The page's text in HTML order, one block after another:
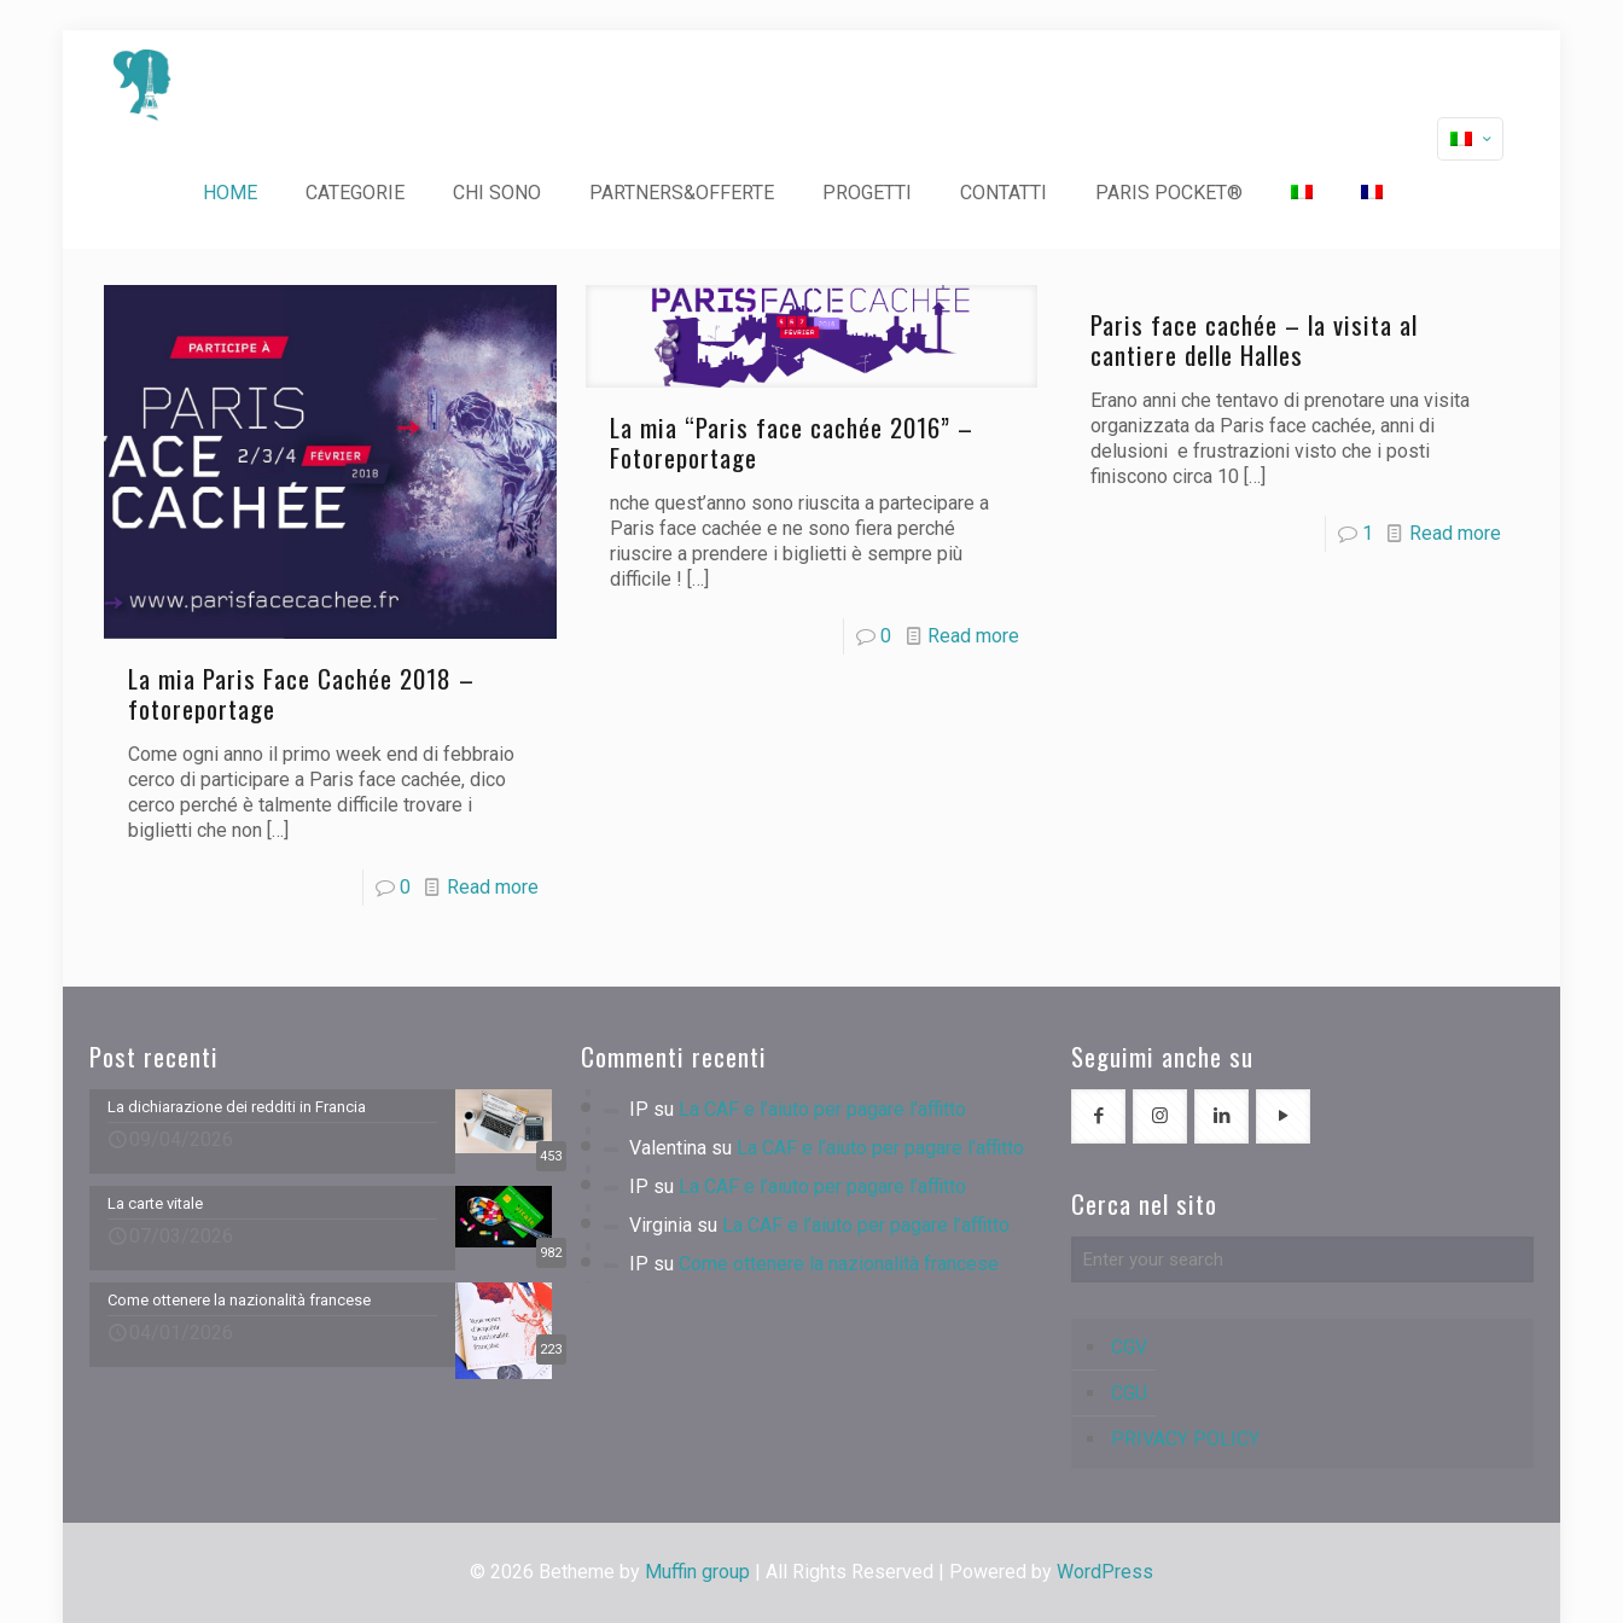
HOME CATEGORIE CHI SONO PARTNERS&OFFERTE PROGETTI CONTATTI PARIS POCKET®
La mia Paris Face Cachée 2018 –
fotoreportage
Come ogni anno il primo week end di febbraio
cerco di participare a Paris face cachée, dico
cerco perché è talmente difficile trovare i
biglietti che non […]
0 Read more
La mia “Paris face cachée 2016” –
Fotoreportage
nche quest’anno sono riuscita a partecipare a
Paris face cachée e ne sono fiera perché
riuscire a prendere i biglietti è sempre più
difficile ! […]
0 Read more
Paris face cachée – la visita al
cantiere delle Halles
Erano anni che tentavo di prenotare una visita
organizzata da Paris face cachée, anni di
delusioni e frustrazioni visto che i posti
finiscono circa 10 […]
1 Read more
Post recenti
453
La dichiarazione dei redditi in Francia
982
La carte vitale
223
Come ottenere la nazionalità francese
Commenti recenti
IP su La CAF e l’aiuto per pagare l’affitto
Valentina su La CAF e l’aiuto per pagare l’affitto
IP su La CAF e l’aiuto per pagare l’affitto
Virginia su La CAF e l’aiuto per pagare l’affitto
IP su Come ottenere la nazionalità francese
Seguimi anche su
Cerca nel sito
CGV
CGU
PRIVACY POLICY
© 2026 Betheme by Muffin group | All Rights Reserved | Powered by WordPress